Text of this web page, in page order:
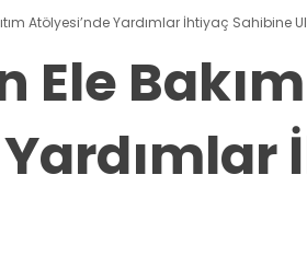
Atölyesi’nde Yardımlar İhtiyaç Sahibine
Ele